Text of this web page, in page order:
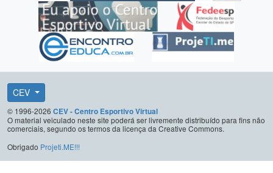
CEV
© 1996-2026 CEV - Centro Esportivo Virtual
O material veiculado neste site poderá ser livremente distribuído para fins não
comerciais, segundo os termos da licença da Creative Commons.
Obrigado Projeti.ME!!!